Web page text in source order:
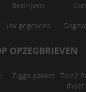
Bedrijven
Uw gegevens
OPZEGBRIEVEN
Ziggo pakket Tele2
(heet